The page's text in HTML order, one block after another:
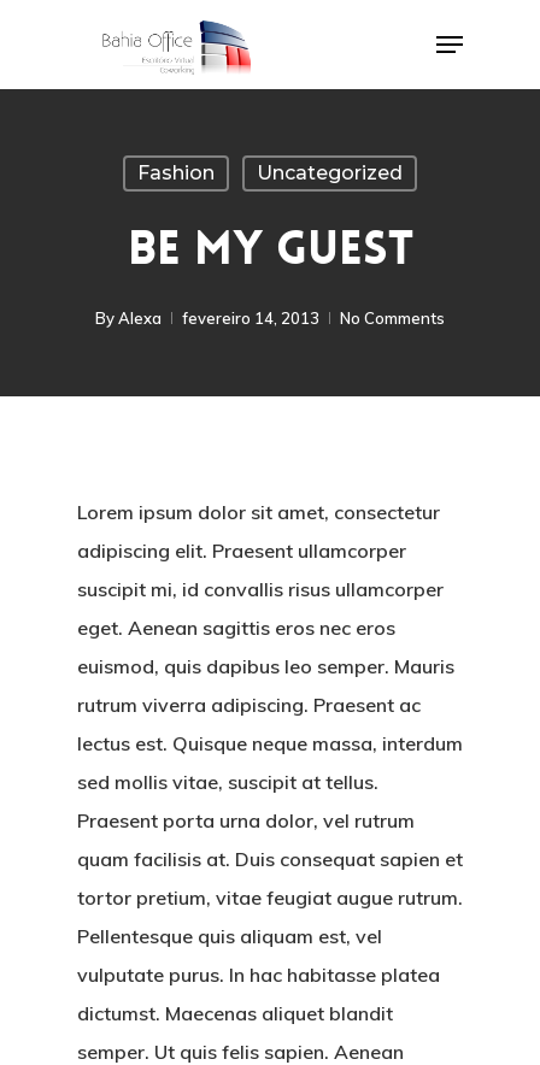
main
Menu
Fashion Uncategorized
BE MY GUEST
ByAlexa fevereiro 14, 2013 No Comments
Lorem ipsum dolor sit amet, consectetur
adipiscing elit. Praesent ullamcorper
suscipit mi, id convallis risus ullamcorper
eget. Aenean sagittis eros nec eros
euismod, quis dapibus leo semper. Mauris
rutrum viverra adipiscing. Praesent ac
lectus est. Quisque neque massa, interdum
sed mollis vitae, suscipit at tellus.
Praesent porta urna dolor, vel rutrum
quam facilisis at. Duis consequat sapien et
tortor pretium, vitae feugiat augue rutrum.
Pellentesque quis aliquam est, vel
vulputate purus. In hac habitasse platea
dictumst. Maecenas aliquet blandit
semper. Ut quis felis sapien. Aenean